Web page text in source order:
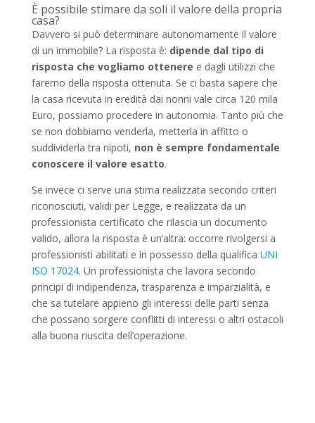
È possibile stimare da soli il valore della propria
casa?
Davvero si può determinare autonomamente il valore
di un immobile? La risposta è: dipende dal tipo di
risposta che vogliamo ottenere e dagli utilizzi che
faremo della risposta ottenuta. Se ci basta sapere che
la casa ricevuta in eredità dai nonni vale circa 120 mila
Euro, possiamo procedere in autonomia. Tanto più che
se non dobbiamo venderla, metterla in affitto o
suddividerla tra nipoti, non è sempre fondamentale
conoscere il valore esatto.
Se invece ci serve una stima realizzata secondo criteri
riconosciuti, validi per Legge, e realizzata da un
professionista certificato che rilascia un documento
valido, allora la risposta è un’altra: occorre rivolgersi a
professionisti abilitati e in possesso della qualifica UNI
ISO 17024. Un professionista che lavora secondo
principi di indipendenza, trasparenza e imparzialità, e
che sa tutelare appieno gli interessi delle parti senza
che possano sorgere conflitti di interessi o altri ostacoli
alla buona riuscita dell’operazione.